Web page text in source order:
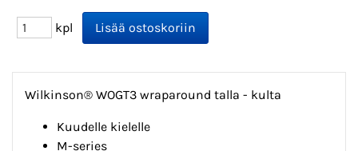
kpl
Wilkinson® WOGT3 wraparound talla - kulta
Kuudelle kielelle
M-series